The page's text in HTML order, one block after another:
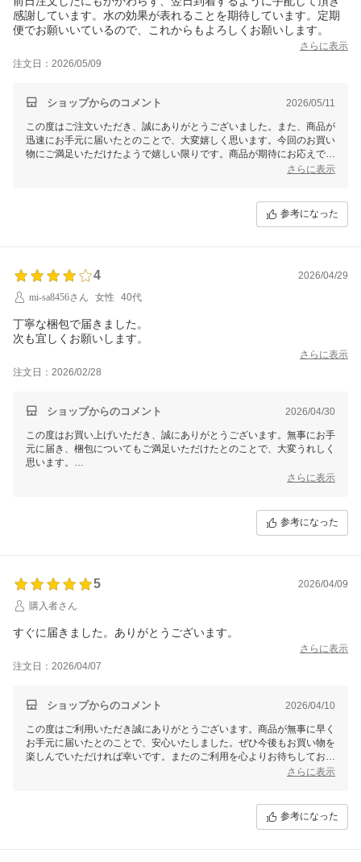
感謝しています。水の効果が表れることを期待しています。定期
便でお願いいているので、これからもよろしくお願いします。
さらに表示
注文日：2026/05/09
ショップからのコメント 2026/05/11
この度はご注文いただき、誠にありがとうございました。また、商品が
迅速にお手元に届いたとのことで、大変嬉しく思います。今回のお買い
物にご満足いただけたようで嬉しい限りです。商品が期待にお応えでき
るよう精一杯努めてまいりますので、今後とも変わらぬご愛顧を賜りま
定期便のご利用もありがとうございます。今後もご不明点やご要望など
がございましたら、どうぞお気軽にお問い合わせください。引き続き、
さらに表示
参考になった
4
2026/04/29
mi-sa8456さん
女性 40代
丁寧な梱包で届きました。
次も宜しくお願いします。
さらに表示
注文日：2026/02/28
ショップからのコメント 2026/04/30
この度はお買い上げいただき、誠にありがとうございます。無事にお手
元に届き、梱包についてもご満足いただけたとのことで、大変うれしく
思います。
また次回も当店をご利用いただけるとのお言葉、心から感謝いたしま
うぞよろしくお願いいたします。またのご注文を心よりお待ちしており
さらに表示
参考になった
5
2026/04/09
購入者さん
すぐに届きました。ありがとうございます。
さらに表示
注文日：2026/04/07
ショップからのコメント 2026/04/10
この度はご利用いただき誠にありがとうございます。商品が無事に早く
お手元に届いたとのことで、安心いたしました。ぜひ今後もお買い物を
楽しんでいただければ幸いです。またのご利用を心よりお待ちしており
さらに表示
参考になった